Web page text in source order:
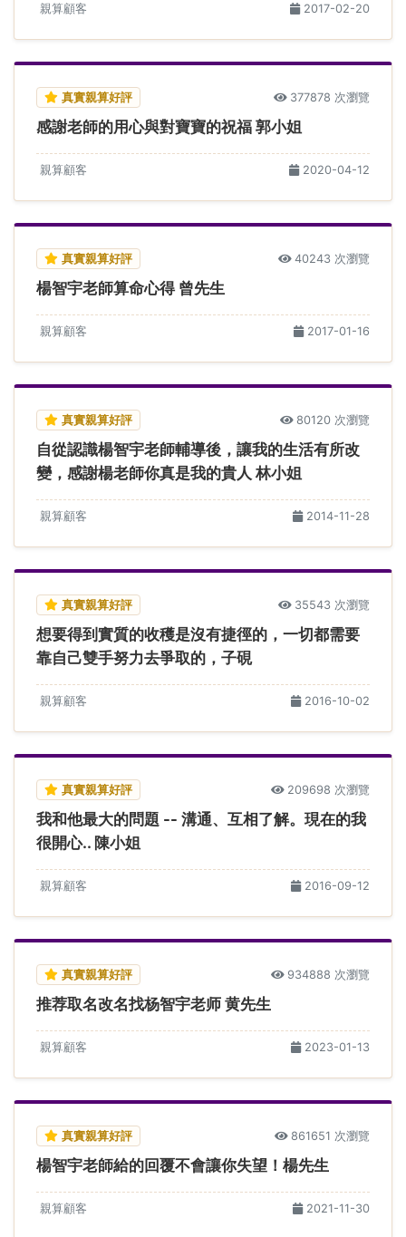
親算顧客 2017-02-20
真實親算好評 377878 次瀏覽
感謝老師的用心與對寶寶的祝福 郭小姐
親算顧客 2020-04-12
真實親算好評 40243 次瀏覽
楊智宇老師算命心得 曾先生
親算顧客 2017-01-16
真實親算好評 80120 次瀏覽
自從認識楊智宇老師輔導後，讓我的生活有所改
變，感謝楊老師你真是我的貴人 林小姐
親算顧客 2014-11-28
真實親算好評 35543 次瀏覽
想要得到實質的收穫是沒有捷徑的，一切都需要
靠自己雙手努力去爭取的，子硯
親算顧客 2016-10-02
真實親算好評 209698 次瀏覽
我和他最大的問題 -- 溝通、互相了解。現在的我
很開心.. 陳小姐
親算顧客 2016-09-12
真實親算好評 934888 次瀏覽
推荐取名改名找杨智宇老师 黄先生
親算顧客 2023-01-13
真實親算好評 861651 次瀏覽
楊智宇老師給的回覆不會讓你失望！楊先生
親算顧客 2021-11-30